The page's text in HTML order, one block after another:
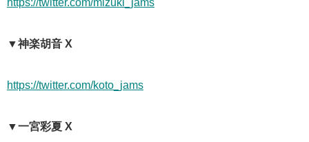
▼神楽胡音 X
https://twitter.com/koto_jams
▼一宮彩夏 X